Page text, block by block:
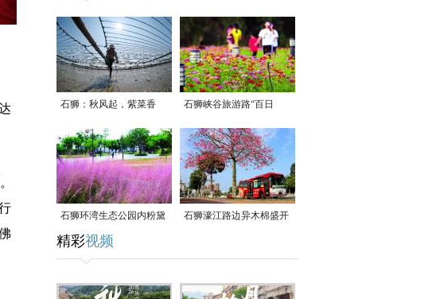
石狮：秋风起，紫菜香 石狮峡谷旅游路“百日
草”争相斗艳
石狮环湾生态公园内粉黛
乱子草盛放
石狮濠江路边异木棉盛开
精彩视频